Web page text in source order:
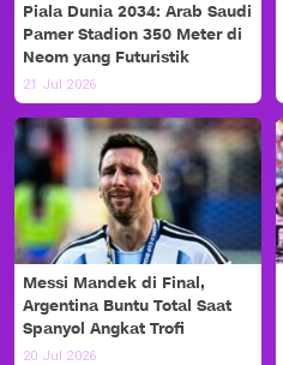
Piala Dunia 2034: Arab Saudi
Pamer Stadion 350 Meter di
Neom yang Futuristik
21 Jul 2026
Messi Mandek di Final,
Argentina Buntu Total Saat
Spanyol Angkat Trofi
20 Jul 2026